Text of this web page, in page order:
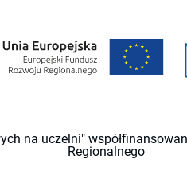
na uczelni"
Regionalnego